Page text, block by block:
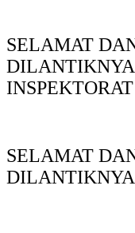
SELAMAT
INSPEKTORAT
SELAMAT